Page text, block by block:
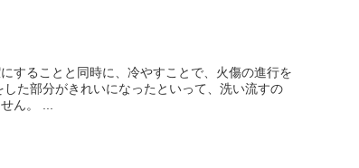
することと同時に、冷やすことで、火傷の進行を
た部分がきれいになったといって、洗い流すの
ん。 ...